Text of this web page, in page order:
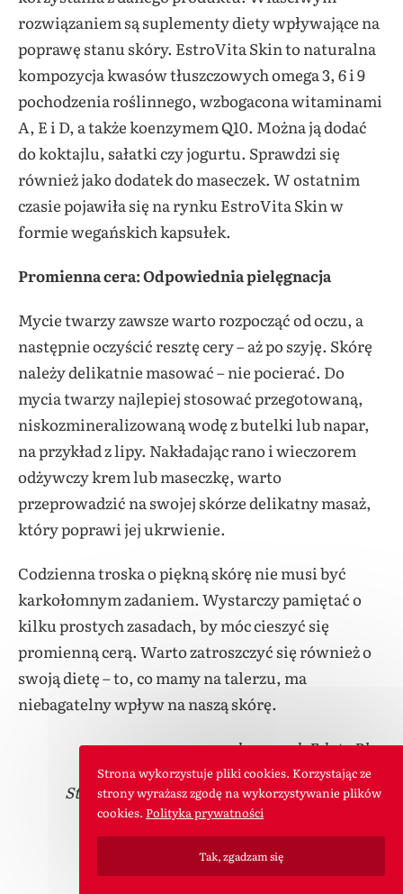
rozwiązaniem są suplementy diety wpływające na
poprawę stanu skóry. EstroVita Skin to naturalna
kompozycja kwasów tłuszczowych omega 3, 6 i 9
pochodzenia roślinnego, wzbogacona witaminami
A, E i D, a także koenzymem Q10. Można ją dodać
do koktajlu, sałatki czy jogurtu. Sprawdzi się
również jako dodatek do maseczek. W ostatnim
czasie pojawiła się na rynku EstroVita Skin w
formie wegańskich kapsułek.
Promienna cera: Odpowiednia pielęgnacja
Mycie twarzy zawsze warto rozpocząć od oczu, a
następnie oczyścić resztę cery – aż po szyję. Skórę
należy delikatnie masować – nie pocierać. Do
mycia twarzy najlepiej stosować przegotowaną,
niskozmineralizowaną wodę z butelki lub napar,
na przykład z lipy. Nakładając rano i wieczorem
odżywczy krem lub maseczkę, warto
przeprowadzić na swojej skórze delikatny masaż,
który poprawi jej ukrwienie.
Codzienna troska o piękną skórę nie musi być
karkołomnym zadaniem. Wystarczy pamiętać o
kilku prostych zasadach, by móc cieszyć się
promienną cerą. Warto zatroszczyć się również o
swoją dietę – to, co mamy na talerzu, ma
niebagatelny wpływ na naszą skórę.
dr n. med. Edyta Blus
Starszy specjalista ds. badań w dziale R&D w
Strona wykorzystuje pliki cookies. Korzystając ze
strony wyrażasz zgodę na wykorzystywanie plików
cookies. Polityka prywatności
Tak, zgadzam się